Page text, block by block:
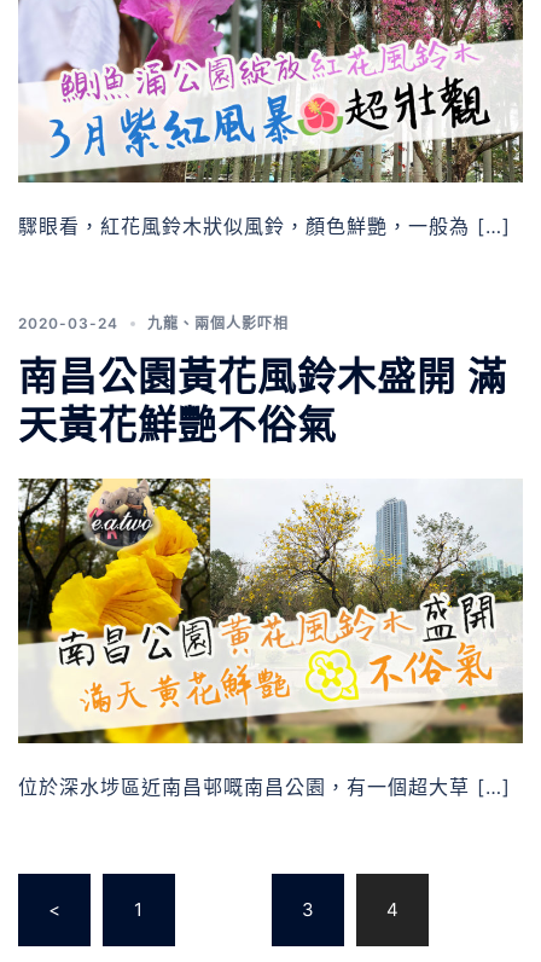
驟眼看，紅花風鈴木狀似風鈴，顏色鮮艷，一般為 […]
2020-03-24 九龍 、 兩個人影吓相
南昌公園黃花風鈴木盛開 滿
天黃花鮮艷不俗氣
位於深水埗區近南昌邨嘅南昌公園，有一個超大草 […]
< 1 3 4